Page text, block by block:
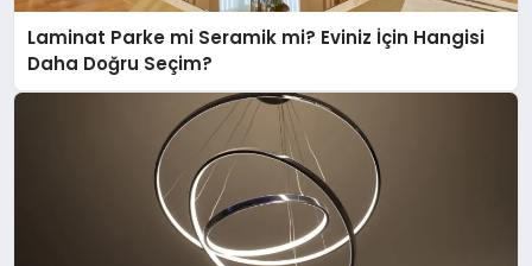
Laminat Parke mi Seramik mi? Eviniz İçin Hangisi
Daha Doğru Seçim?